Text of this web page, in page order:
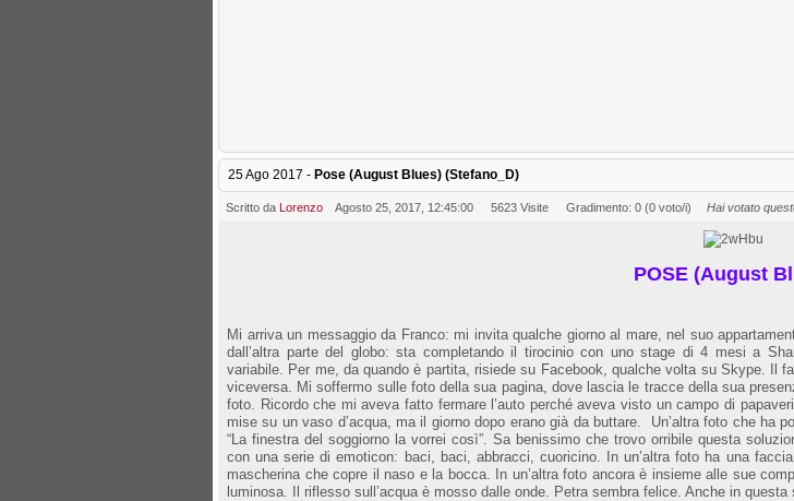
25 Ago 2017 - Pose (August Blues) (Stefano_D)
Scritto da Lorenzo Agosto 25, 2017, 12:45:00 5623 Visite Gradimento: 0 (0 voto/i) Hai votato
POSE (August
Mi arriva un messaggio da Franco: mi invita qualche giorno al mare, nel suo
dall’altra parte del globo: sta completando il tirocinio con uno stage di 4 mesi a
variabile. Per me, da quando è partita, risiede su Facebook, qualche volta su Skype. Il
viceversa. Mi soffermo sulle foto della sua pagina, dove lascia le tracce della sua
foto. Ricordo che mi aveva fatto fermare l’auto perché aveva visto un campo di
mise su un vaso d’acqua, ma il giorno dopo erano già da buttare. Un’altra foto che ha
“La finestra del soggiorno la vorrei così”. Sa benissimo che trovo orribile questa
con una serie di emoticon: baci, baci, abbracci, cuoricino. In un’altra foto ha una
mascherina che copre il naso e la bocca. In un’altra foto ancora è insieme alle sue
luminosa. Il riflesso sull’acqua è mosso dalle onde. Petra sembra felice. Anche in